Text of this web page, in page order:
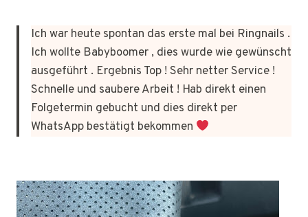
Ich war heute spontan das erste mal bei Ringnails .
Ich wollte Babyboomer , dies wurde wie gewünscht
ausgeführt . Ergebnis Top ! Sehr netter Service !
Schnelle und saubere Arbeit ! Hab direkt einen
Folgetermin gebucht und dies direkt per
WhatsApp bestätigt bekommen